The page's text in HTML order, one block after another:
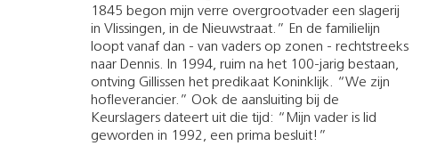
1845 begon mijn verre overgrootvader een slagerij
in Vlissingen, in de Nieuwstraat.” En de familielijn
loopt vanaf dan - van vaders op zonen - rechtstreeks
naar Dennis. In 1994, ruim na het 100-jarig bestaan,
ontving Gillissen het predikaat Koninklijk. “We zijn
hofleverancier.” Ook de aansluiting bij de
Keurslagers dateert uit die tijd: “Mijn vader is lid
geworden in 1992, een prima besluit!”